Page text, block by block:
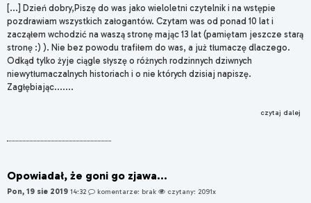
[...] Dzień dobry,Piszę do was jako wieloletni czytelnik i na wstępie
pozdrawiam wszystkich załogantów. Czytam was od ponad 10 lat i
zacząłem wchodzić na waszą stronę mając 13 lat (pamiętam jeszcze starą
stronę :) ). Nie bez powodu trafiłem do was, a już tłumaczę dlaczego.
Odkąd tylko żyje ciągle słyszę o różnych rodzinnych dziwnych
niewytłumaczalnych historiach i o nie których dzisiaj napiszę.
Zagłębiając.......
czytaj dalej
Opowiadał, że goni go zjawa...
Pon, 19 sie 2019 14:32 komentarze: brak czytany: 2091x